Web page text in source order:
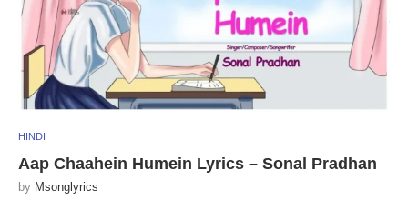
HINDI
Aap Chaahein Humein Lyrics – Sonal Pradhan
by Msonglyrics